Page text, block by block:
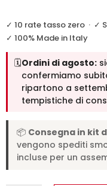
✓ 10 rate tasso zero · ✓
✓ 100% Made in Italy
🗓️Ordini di agosto:
confermiamo
ripartono a
tempistiche di
📦 Consegna in kit
vengono spediti
incluse per un